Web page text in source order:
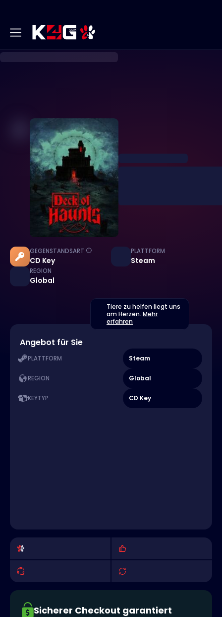
GEGENSTANDSART
CD Key
PLATTFORM
Steam
REGION
Global
Tiere zu helfen liegt uns
am Herzen. Mehr
erfahren
Angebot für Sie
PLATTFORM Steam
REGION Global
KEYTYP CD Key
Sicherer Checkout garantiert